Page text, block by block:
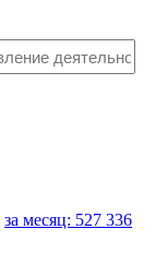
за месяц: 527 336